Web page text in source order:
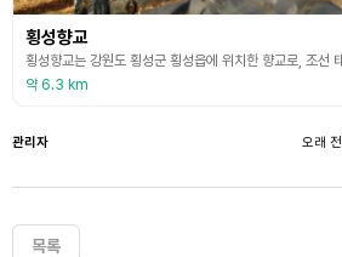
횡성향교
약 6.3 km
관리자 오래 전
목록